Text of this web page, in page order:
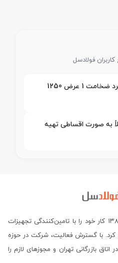
فولادسل
قیمت ورق گالوانیزه شهرکرد ضخامت 1 عرض 1250
به صورت اقساطی تهیه
هلدینگ پترو سازه ساحل، در سال ۱۳۸۹ کار خود را با تامین‌کنندگی تجهیزات
کرد. با گسترش فعالیت، شرکت در حوزه
بازرگانی تهران و مجوزهای لازم را